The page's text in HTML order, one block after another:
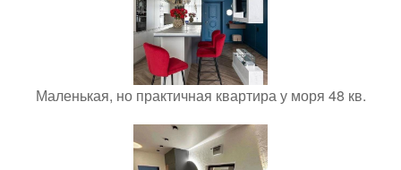
Маленькая, но практичная квартира у моря 48 кв.